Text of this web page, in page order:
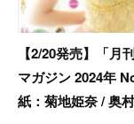
【2/20発売】「月
マガジン 2024年
紙：菊地姫奈 / 奥